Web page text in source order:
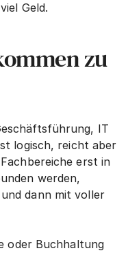
Geld.
zu
IT
logisch, reicht aber
erst in
werden,
dann mit voller
oder Buchhaltung